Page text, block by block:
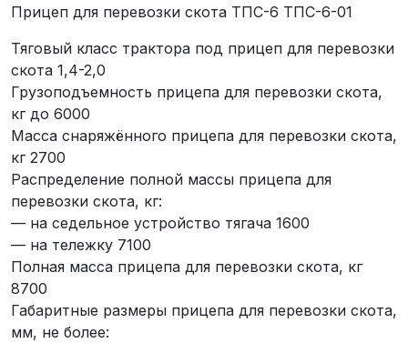
Прицеп для перевозки скота ТПС-6 ТПС-6-01
Тяговый класс трактора под прицеп для перевозки
скота 1,4-2,0
Грузоподъемность прицепа для перевозки скота,
кг до 6000
Масса снаряжённого прицепа для перевозки скота,
кг 2700
Распределение полной массы прицепа для
перевозки скота, кг:
— на седельное устройство тягача 1600
— на тележку 7100
Полная масса прицепа для перевозки скота, кг
8700
Габаритные размеры прицепа для перевозки скота,
мм, не более: